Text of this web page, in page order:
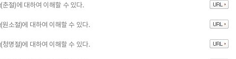
절)에 대하여 이해할 수 있다.
소절)에 대하여 이해할 수 있다.
명절)에 대하여 이해할 수 있다.